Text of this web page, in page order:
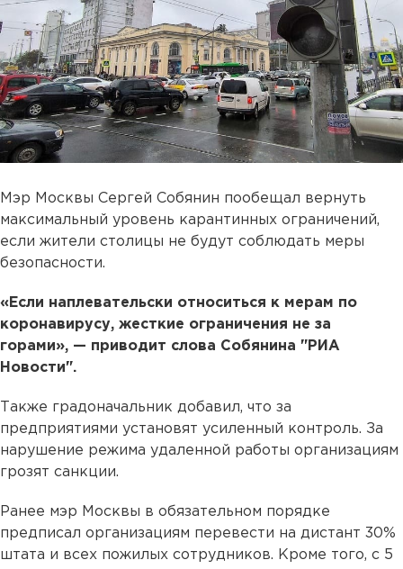
Мэр Москвы Сергей Собянин пообещал вернуть
максимальный уровень карантинных ограничений,
если жители столицы не будут соблюдать меры
безопасности.
«Если наплевательски относиться к мерам по
коронавирусу, жесткие ограничения не за
горами», — приводит слова Собянина "РИА
Новости".
Также градоначальник добавил, что за
предприятиями установят усиленный контроль. За
нарушение режима удаленной работы организациям
грозят санкции.
Ранее мэр Москвы в обязательном порядке
предписал организациям перевести на дистант 30%
штата и всех пожилых сотрудников. Кроме того, с 5